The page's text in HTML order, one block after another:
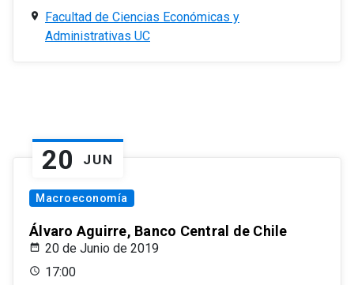
Facultad de Ciencias Económicas y
Administrativas UC
20 JUN
Macroeconomía
Álvaro Aguirre, Banco Central de Chile
20 de Junio de 2019
17:00